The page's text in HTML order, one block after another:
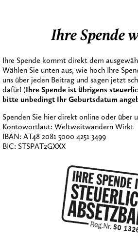
Ihre Spende
Ihre Spende kommt direkt dem
Wählen Sie unten aus, wie hoch Ihre
uns über jeden Beitrag und sagen jetzt
dafür! ( Ihre Spende ist übrigens
bitte unbedingt Ihr Geburtsdatum
Spenden Sie hier direkt online oder über
Kontowortlaut: Weltweitwandern Wirkt
IBAN: AT48 2081 5000 4251 3499
BIC: STSPAT2GXXX